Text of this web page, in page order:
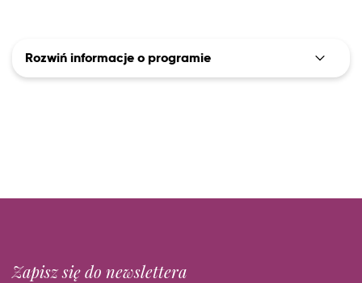
Rozwiń informacje o programie
Zapisz się do newslettera